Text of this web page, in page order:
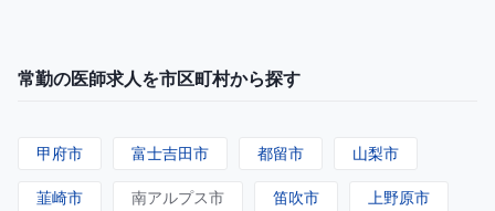
常勤の医師求人を市区町村から探す
甲府市 富士吉田市 都留市 山梨市
韮崎市 南アルプス市 笛吹市 上野原市